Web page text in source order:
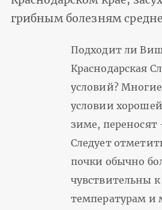
грибным болезням
Подходит ли
Краснодарская
условий?
условии
зиме, переносят
Следует
почки обычно
чувствительны
температурам и